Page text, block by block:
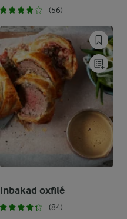
(56)
Inbakad oxfilé
(84)